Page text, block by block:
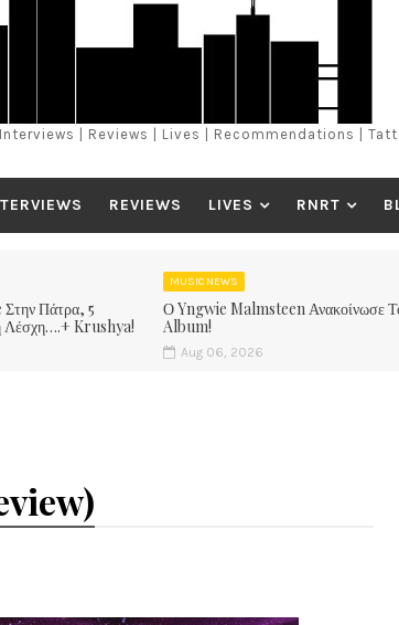
| Reviews | Lives | Recommendations |
REVIEWS LIVES RNRT
Στην Πάτρα, 5
Λέσχη….+ Krushya!
MUSIC NEWS
Ο Yngwie Malmsteen Ανακοίνωσε
Album!
Aug 06, 2026